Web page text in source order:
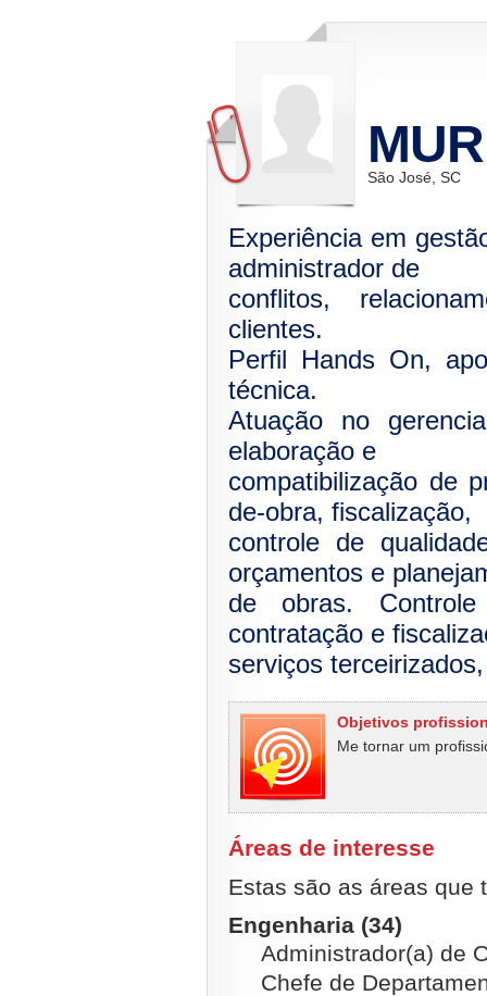
São José, SC
Experiência em
administrador de
conflitos,
clientes.
Perfil Hands On,
técnica.
Atuação no
elaboração e
compatibilização de
de-obra, fiscalização,
controle de
orçamentos e
de obras.
contratação e
serviços
Objetivos
Me tornar um
Áreas de interesse
Estas são as áreas que
Engenharia (34)
Administrador(a) de
Chefe de